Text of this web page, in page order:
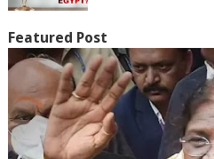
Featured Post